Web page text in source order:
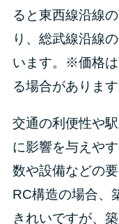
ると東西線沿線
り、総武線沿線
います。※価格
る場合があります
交通の利便性や
に影響を与えや
数や設備などの要
RC構造の場合、
きれいですが、